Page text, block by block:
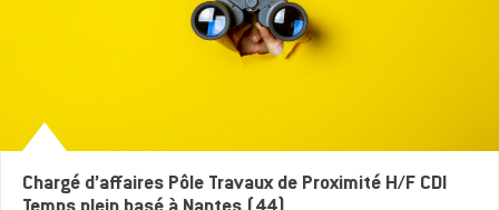
Chargé d’affaires Pôle Travaux de Proximité H/F CDI